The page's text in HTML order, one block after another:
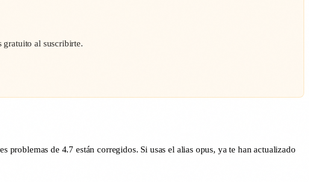
gratuito al suscribirte.
problemas de 4.7 están corregidos. Si usas el alias opus, ya te han actualizado